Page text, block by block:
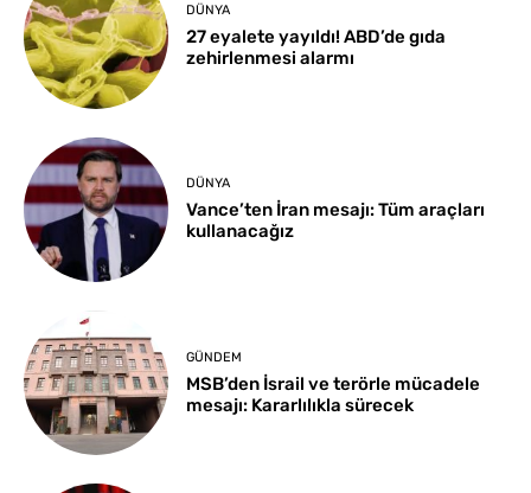
DÜNYA
27 eyalete yayıldı! ABD’de gıda
zehirlenmesi alarmı
DÜNYA
Vance’ten İran mesajı: Tüm araçları
kullanacağız
GÜNDEM
MSB’den İsrail ve terörle mücadele
mesajı: Kararlılıkla sürecek